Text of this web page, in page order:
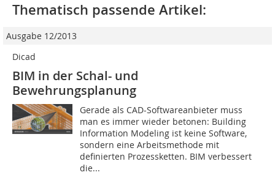
Thematisch passende Artikel:
Ausgabe 12/2013
Dicad
BIM in der Schal- und
Bewehrungsplanung
Gerade als CAD-Softwareanbieter muss
man es immer wieder betonen: Building
Information Modeling ist keine Software,
sondern eine Arbeitsmethode mit
definierten Prozessketten. BIM verbessert
die...